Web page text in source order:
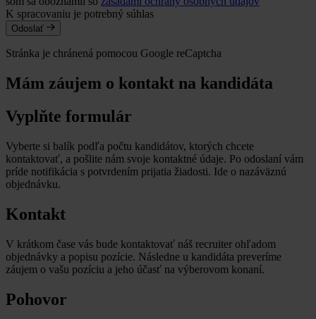
K spracovaniu je potrebný súhlas
Odoslať
Stránka je chránená pomocou Google reCaptcha
Mám záujem o kontakt na kandidáta
Vyplňte formulár
Vyberte si balík podľa počtu kandidátov, ktorých chcete
kontaktovať, a pošlite nám svoje kontaktné údaje. Po odoslaní vám
príde notifikácia s potvrdením prijatia žiadosti. Ide o nazáväznú
objednávku.
Kontakt
V krátkom čase vás bude kontaktovať náš recruiter ohľadom
objednávky a popisu pozície. Následne u kandidáta preveríme
záujem o vašu pozíciu a jeho účasť na výberovom konaní.
Pohovor